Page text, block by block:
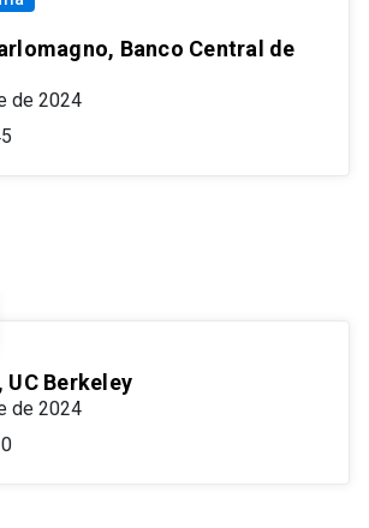
Banco Central de
de 2024
UC Berkeley
de 2024